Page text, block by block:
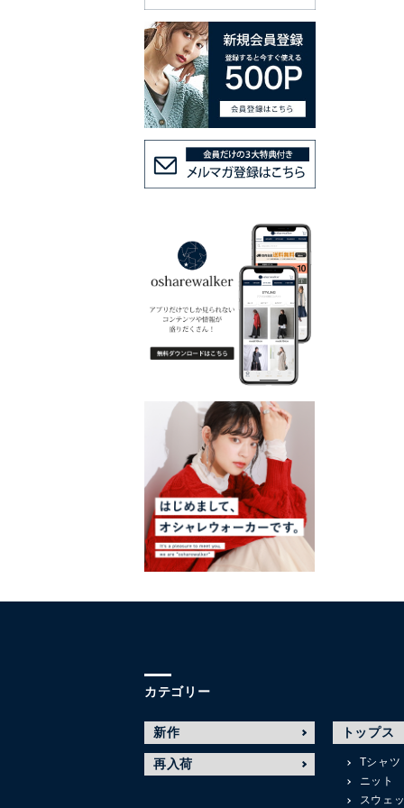
カテゴリー
新作
再入荷
トップス
Tシャツ
ニット
スウェ